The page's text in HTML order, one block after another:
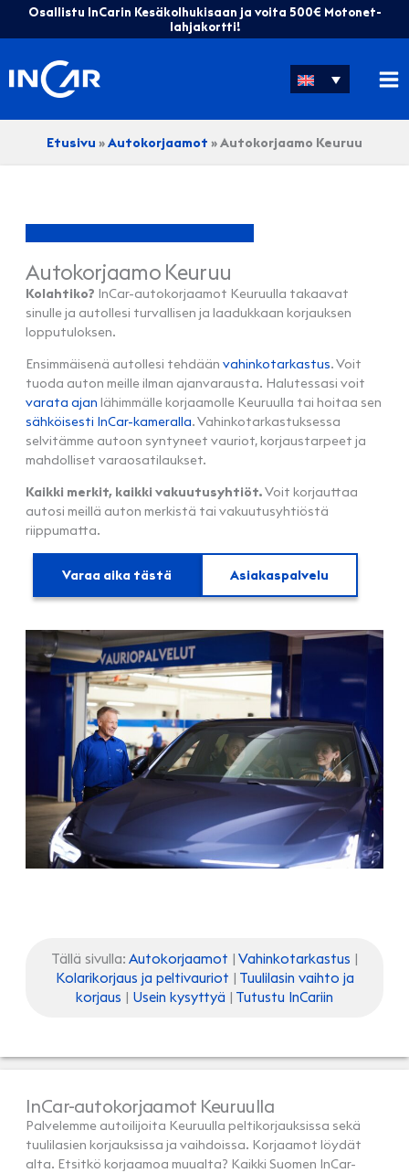
Osallistu InCarin Kesäkolhukisaan ja voita 500€ Motonet-
lahjakortti!
Etusivu »Autokorjaamot »Autokorjaamo Keuruu
Autokorjaamo Keuruu
Kolahtiko? InCar-autokorjaamot Keuruulla takaavat
sinulle ja autollesi turvallisen ja laadukkaan korjauksen
lopputuloksen.
Ensimmäisenä autollesi tehdään vahinkotarkastus. Voit
tuoda auton meille ilman ajanvarausta. Halutessasi voit
varata ajan lähimmälle korjaamolle Keuruulla tai hoitaa sen
sähköisesti InCar-kameralla. Vahinkotarkastuksessa
selvitämme autoon syntyneet vauriot, korjaustarpeet ja
mahdolliset varaosatilaukset.
Kaikki merkit, kaikki vakuutusyhtiöt.Voit korjauttaa
autosi meillä auton merkistä tai vakuutusyhtiöstä
riippumatta.
Varaa aika tästä Asiakaspalvelu
Tällä sivulla: Autokorjaamot | Vahinkotarkastus |
Kolarikorjaus ja peltivauriot | Tuulilasin vaihto ja
korjaus | Usein kysyttyä | Tutustu InCariin
InCar-autokorjaamot Keuruulla
Palvelemme autoilijoita Keuruulla peltikorjauksissa sekä
tuulilasien korjauksissa ja vaihdoissa. Korjaamot löydät
alta. Etsitkö korjaamoa muualta? Kaikki Suomen InCar-